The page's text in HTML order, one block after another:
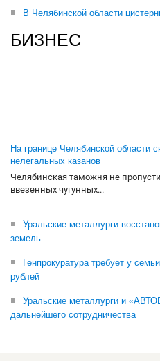
В Челябинской области
БИЗНЕС
На границе Челябинской области
нелегальных казанов
Челябинская таможня не
ввезенных чугунных...
Уральские металлурги
земель
Генпрокуратура требует у
рублей
Уральские металлурги и
дальнейшего сотрудничества